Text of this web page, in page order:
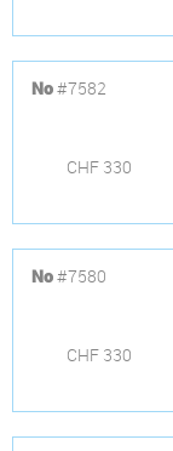
No#7582
CHF 330
No#7580
CHF 330